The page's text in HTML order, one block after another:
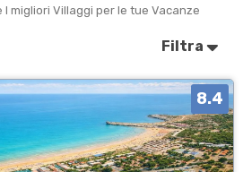
migliori Villaggi per le tue Vacanze
Filtra
8.4